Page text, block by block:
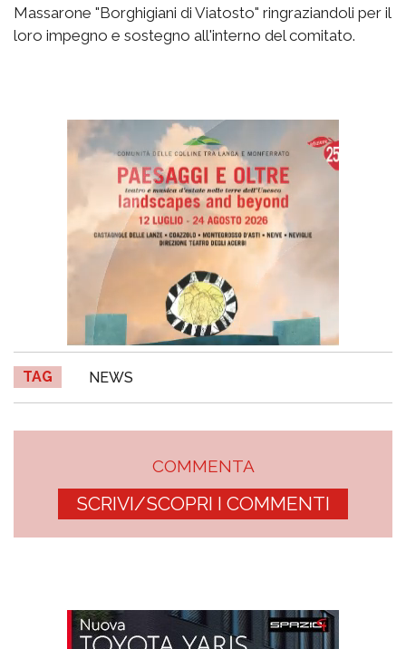
Massarone "Borghigiani di Viatosto" ringraziandoli per il
loro impegno e sostegno all'interno del comitato.
TAG NEWS
COMMENTA
SCRIVI/SCOPRI I COMMENTI